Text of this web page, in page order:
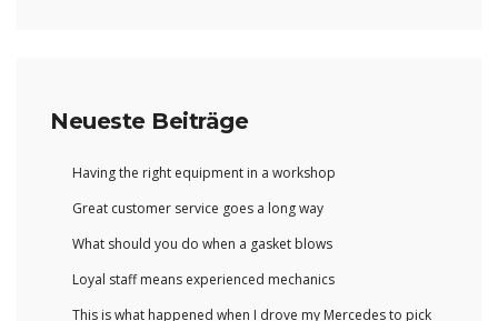
Neueste Beiträge
Having the right equipment in a workshop
Great customer service goes a long way
What should you do when a gasket blows
Loyal staff means experienced mechanics
This is what happened when I drove my Mercedes to pick